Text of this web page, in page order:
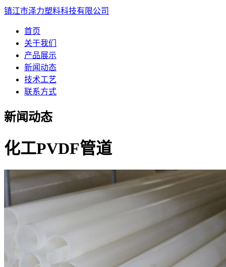
镇江市泽力塑料科技有限公司
首页
关于我们
产品展示
新闻动态
技术工艺
联系方式
新闻动态
化工PVDF管道